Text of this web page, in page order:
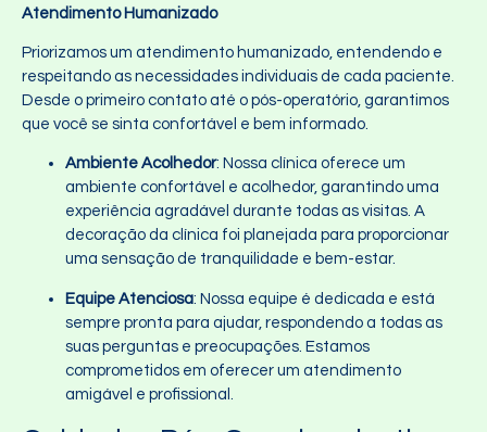
Atendimento Humanizado
Priorizamos um atendimento humanizado, entendendo e
respeitando as necessidades individuais de cada paciente.
Desde o primeiro contato até o pós-operatório, garantimos
que você se sinta confortável e bem informado.
Ambiente Acolhedor: Nossa clínica oferece um
ambiente confortável e acolhedor, garantindo uma
experiência agradável durante todas as visitas. A
decoração da clínica foi planejada para proporcionar
uma sensação de tranquilidade e bem-estar.
Equipe Atenciosa: Nossa equipe é dedicada e está
sempre pronta para ajudar, respondendo a todas as
suas perguntas e preocupações. Estamos
comprometidos em oferecer um atendimento
amigável e profissional.